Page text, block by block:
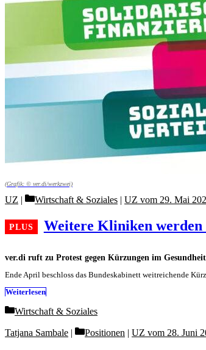
(Grafik: © ver.di/werkzwei)
ver.di ruft zu Protest gegen Kürzungen im
Weitere Kliniken werden
UZ Categories
Wirtschaft & Soziales | UZ vom 29. Mai
Ende April beschloss das Bundeskabinett weitreichende
Weiterlesen
Categories
Wirtschaft & Soziales
Tatjana Sambale Categories
Positionen | UZ vom 28. Juni